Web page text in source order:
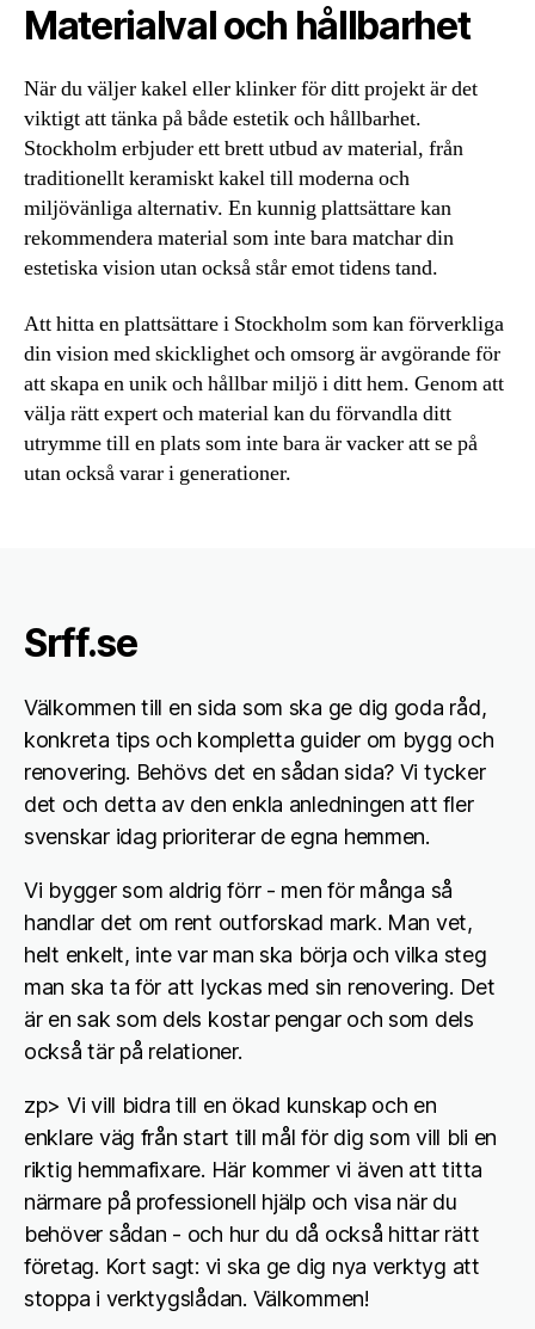
Materialval och hållbarhet
När du väljer kakel eller klinker för ditt projekt är det
viktigt att tänka på både estetik och hållbarhet.
Stockholm erbjuder ett brett utbud av material, från
traditionellt keramiskt kakel till moderna och
miljövänliga alternativ. En kunnig plattsättare kan
rekommendera material som inte bara matchar din
estetiska vision utan också står emot tidens tand.
Att hitta en plattsättare i Stockholm som kan förverkliga
din vision med skicklighet och omsorg är avgörande för
att skapa en unik och hållbar miljö i ditt hem. Genom att
välja rätt expert och material kan du förvandla ditt
utrymme till en plats som inte bara är vacker att se på
utan också varar i generationer.
Srff.se
Välkommen till en sida som ska ge dig goda råd,
konkreta tips och kompletta guider om bygg och
renovering. Behövs det en sådan sida? Vi tycker
det och detta av den enkla anledningen att fler
svenskar idag prioriterar de egna hemmen.
Vi bygger som aldrig förr - men för många så
handlar det om rent outforskad mark. Man vet,
helt enkelt, inte var man ska börja och vilka steg
man ska ta för att lyckas med sin renovering. Det
är en sak som dels kostar pengar och som dels
också tär på relationer.
zp> Vi vill bidra till en ökad kunskap och en
enklare väg från start till mål för dig som vill bli en
riktig hemmafixare. Här kommer vi även att titta
närmare på professionell hjälp och visa när du
behöver sådan - och hur du då också hittar rätt
företag. Kort sagt: vi ska ge dig nya verktyg att
stoppa i verktygslådan. Välkommen!